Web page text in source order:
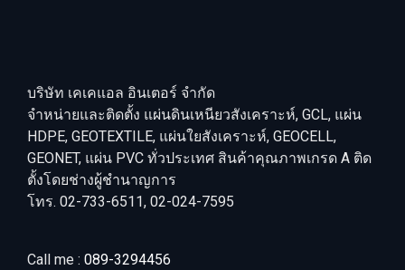
บริษัท เคเคแอล อินเตอร์ จำกัด
จำหน่ายและติดตั้ง แผ่นดินเหนียวสังเคราะห์, GCL, แผ่น
HDPE, GEOTEXTILE, แผ่นใยสังเคราะห์, GEOCELL,
GEONET, แผ่น PVC ทั่วประเทศ สินค้าคุณภาพเกรด A ติด
ตั้งโดยช่างผู้ชำนาญการ
โทร. 02-733-6511, 02-024-7595
Call me : 089-3294456